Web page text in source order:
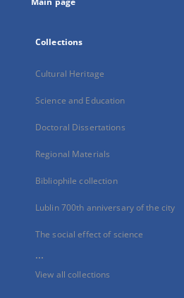
Collections
Cultural Heritage
Science and Education
Doctoral Dissertations
Regional Materials
Bibliophile collection
Lublin 700th anniversary of the city
The social effect of science
...
View all collections